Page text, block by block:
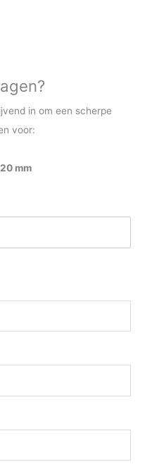
in om een scherpe
voor:
mm